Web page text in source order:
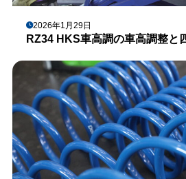
2026年1月29日
RZ34 HKS車高調の車高調整と